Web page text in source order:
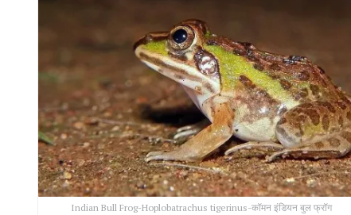
Indian Bull Frog-Hoplobatrachus tigerinus-कॉमन इंडियन बुल फ्रॉग